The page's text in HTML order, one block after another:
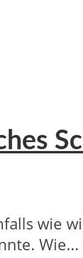
wie
Wie...